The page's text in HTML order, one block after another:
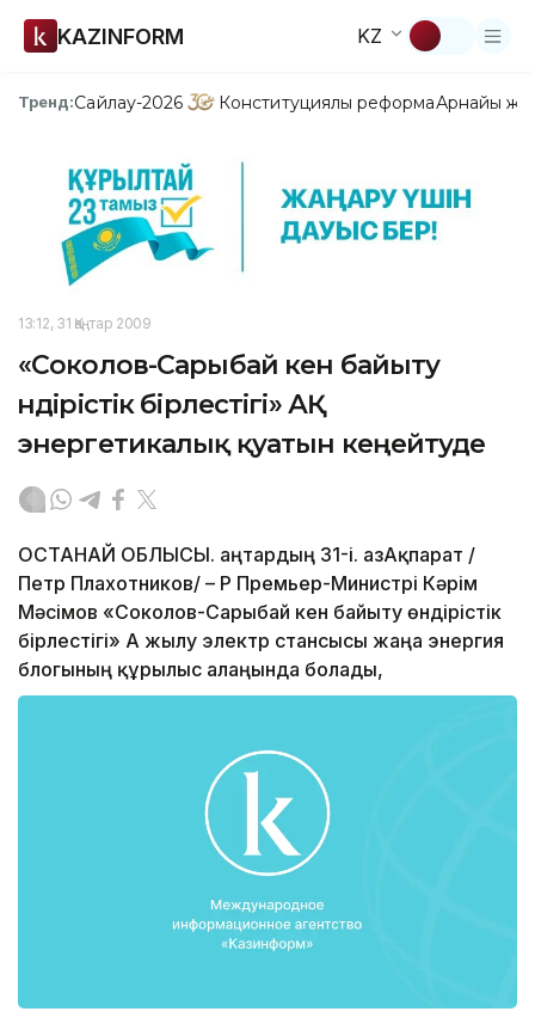
KAZINFORM KZ
Тренд:Сайлау-2026 Конституциялық реформаАрнайы
13:12, 31 Қаңтар 2009
«Соколов-Сарыбай кен байыту
өндірістік бірлестігі» АҚ
энергетикалық қуатын кеңейтуде
ҚОСТАНАЙ ОБЛЫСЫ. Қаңтардың 31-і. ҚазАқпарат /
Петр Плахотников/ – ҚР Премьер-Министрі Кәрім
Мәсімов «Соколов-Сарыбай кен байыту өндірістік
бірлестігі» АҚ жылу электр стансысы жаңа энергия
блогының құрылыс алаңында болады,